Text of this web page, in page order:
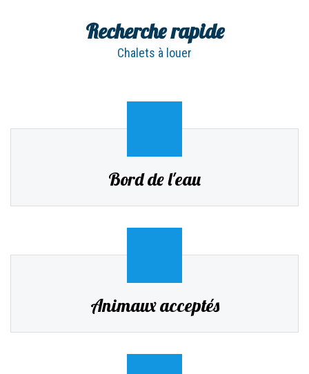
Recherche rapide
Chalets à louer
Bord de l'eau
Animaux acceptés